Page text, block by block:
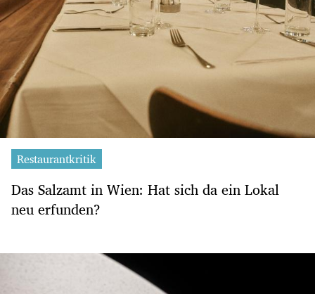
Restaurantkritik
Das Salzamt in Wien: Hat sich da ein Lokal
neu erfunden?